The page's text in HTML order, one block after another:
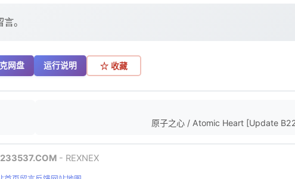
。
网盘 运行说明 ☆ 收藏
原子之心 / Atomic Heart [Update
- REXNEX